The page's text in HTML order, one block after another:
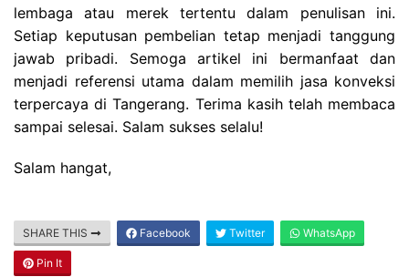
lembaga atau merek tertentu dalam penulisan ini.
Setiap keputusan pembelian tetap menjadi tanggung
jawab pribadi. Semoga artikel ini bermanfaat dan
menjadi referensi utama dalam memilih jasa konveksi
terpercaya di Tangerang. Terima kasih telah membaca
sampai selesai. Salam sukses selalu!
Salam hangat,
SHARE THIS Facebook Twitter WhatsApp
Pin It